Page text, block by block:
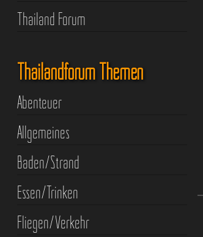
Thailand Forum
Thailandforum Themen
Abenteuer
Allgemeines
Baden/Strand
Essen/Trinken
Fliegen/Verkehr